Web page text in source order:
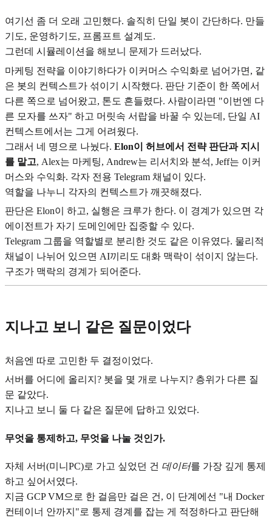
여기선 좀 더 오래 고민했다. 솔직히 단일 봇이 간단하다. 만들
기도, 운영하기도, 프롬프트 설계도.
그런데 시뮬레이션을 해보니 문제가 드러났다.
마케팅 전략을 이야기하다가 이커머스 수익화로 넘어가면, 같
은 봇의 컨텍스트가 섞이기 시작했다. 판단 기준이 한 쪽에서
다른 쪽으로 넘어왔고, 톤도 흔들렸다. 사람이라면 "이번엔 다
른 모자를 쓰자" 하고 머릿속 서랍을 바꿀 수 있는데, 단일 AI
컨텍스트에서는 그게 어려웠다.
그래서 네 명으로 나눴다. Elon이 허브에서 전략 판단과 지시
를 맡고, Alex는 마케팅, Andrew는 리서치와 분석, Jeff는 이커
머스와 수익화. 각자 전용 Telegram 채널이 있다.
역할을 나누니 각자의 컨텍스트가 깨끗해졌다.
판단은 Elon이 하고, 실행은 크루가 한다. 이 경계가 있으면 각
에이전트가 자기 도메인에만 집중할 수 있다.
Telegram 그룹을 역할별로 분리한 것도 같은 이유였다. 물리적
채널이 나뉘어 있으면 AI끼리도 대화 맥락이 섞이지 않는다.
구조가 맥락의 경계가 되어준다.
지나고 보니 같은 질문이었다
처음엔 따로 고민한 두 결정이었다.
서버를 어디에 올리지? 봇을 몇 개로 나누지? 층위가 다른 질
문 같았다.
지나고 보니 둘 다 같은 질문에 답하고 있었다.
무엇을 통제하고, 무엇을 나눌 것인가.
자체 서버(미니PC)로 가고 싶었던 건 데이터를 가장 깊게 통제
하고 싶어서였다.
지금 GCP VM으로 한 걸음만 걸은 건, 이 단계에선 "내 Docker
컨테이너 안까지"로 통제 경계를 잡는 게 적정하다고 판단해